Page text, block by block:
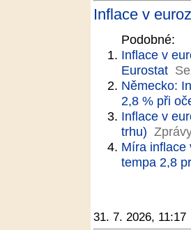
Inflace v
Podobné:
Inflace v
Eurostat
Německo:
2,8 % při
Inflace v
trhu)
Míra inflace
tempa 2,8
31. 7. 2026, 11:17